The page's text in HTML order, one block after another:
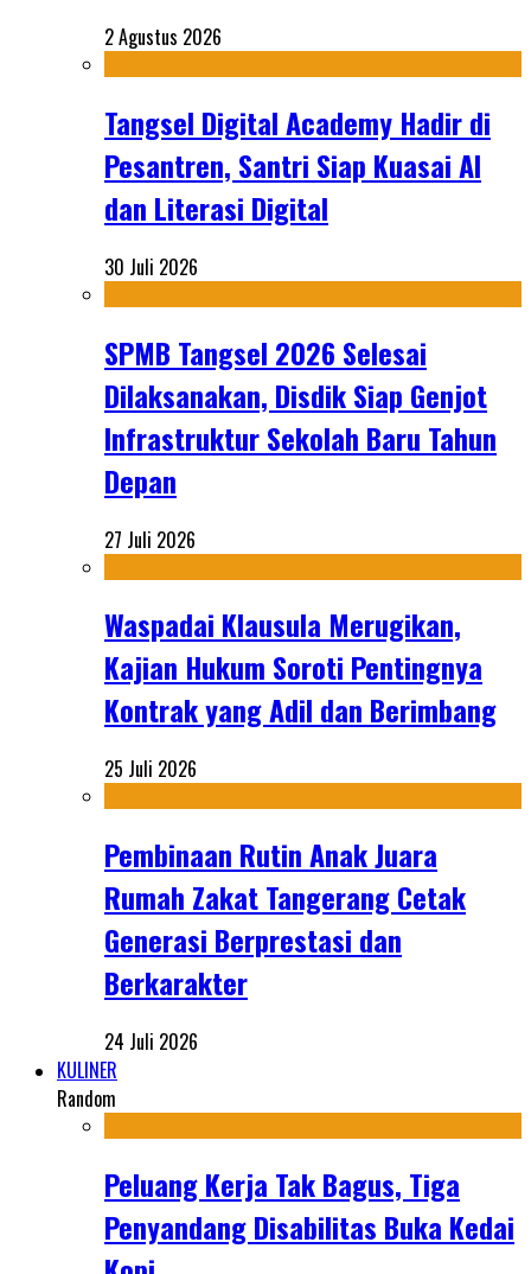
2 Agustus 2026
Tangsel Digital Academy Hadir di
Pesantren, Santri Siap Kuasai AI
dan Literasi Digital
30 Juli 2026
SPMB Tangsel 2026 Selesai
Dilaksanakan, Disdik Siap Genjot
Infrastruktur Sekolah Baru Tahun
Depan
27 Juli 2026
Waspadai Klausula Merugikan,
Kajian Hukum Soroti Pentingnya
Kontrak yang Adil dan Berimbang
25 Juli 2026
Pembinaan Rutin Anak Juara
Rumah Zakat Tangerang Cetak
Generasi Berprestasi dan
Berkarakter
24 Juli 2026
KULINER
Random
Peluang Kerja Tak Bagus, Tiga
Penyandang Disabilitas Buka Kedai